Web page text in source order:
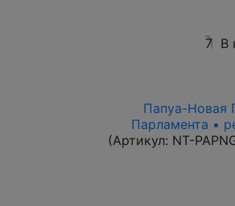
7 В
Папуа-Новая
Парламента •
(Артикул: NT-